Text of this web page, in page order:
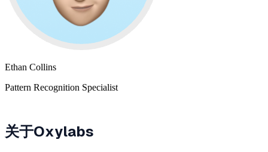
Ethan Collins
Pattern Recognition Specialist
关于Oxylabs